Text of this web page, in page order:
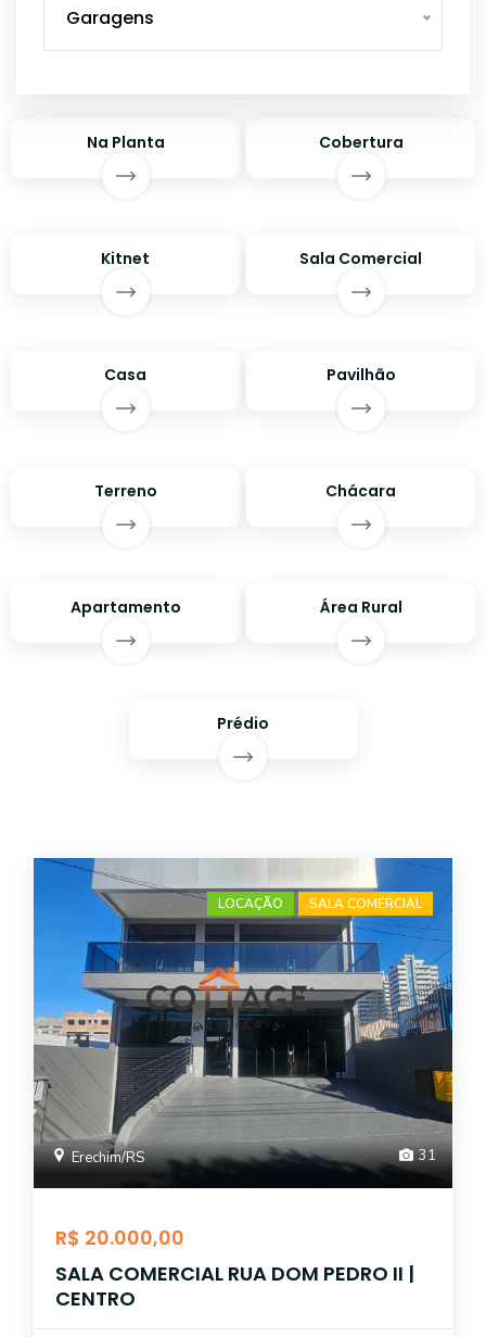
Garagens
Na Planta Cobertura
Kitnet Sala Comercial
Casa Pavilhão
Terreno Chácara
Apartamento Área Rural
Prédio
LOCAÇÃO SALA COMERCIAL
Erechim/RS 31
R$ 20.000,00
SALA COMERCIAL RUA DOM PEDRO II |
CENTRO